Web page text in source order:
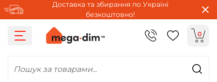
Доставка та збирання по Україні
безкоштовно!
0
Пошук за товарами...